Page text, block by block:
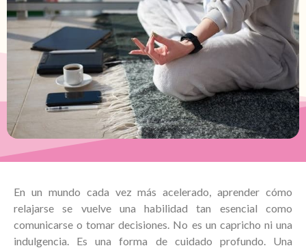
En un mundo cada vez más acelerado, aprender cómo
relajarse se vuelve una habilidad tan esencial como
comunicarse o tomar decisiones. No es un capricho ni una
indulgencia. Es una forma de cuidado profundo. Una